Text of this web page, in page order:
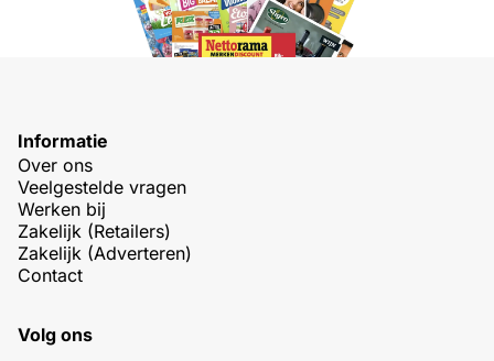
Informatie
Over ons
Veelgestelde vragen
Werken bij
Zakelijk (Retailers)
Zakelijk (Adverteren)
Contact
Volg ons